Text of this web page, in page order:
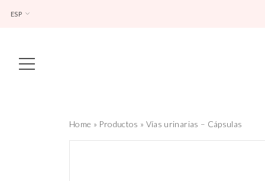
ESP
Main Navigation
Home » Productos » Vías urinarias – Cápsulas